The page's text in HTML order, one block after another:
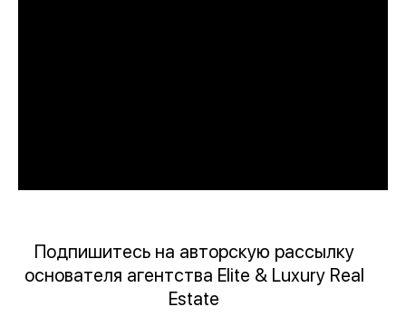
Подпишитесь на авторскую рассылку
основателя агентства Elite & Luxury Real
Estate